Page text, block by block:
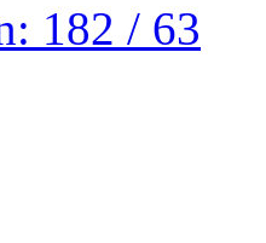
182 / 63